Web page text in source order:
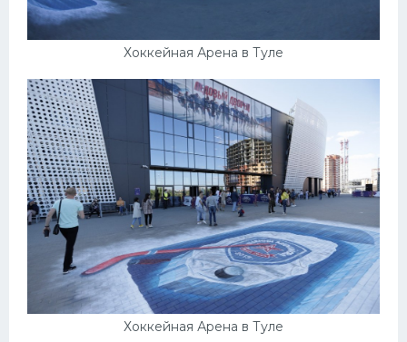
Хоккейная Арена в Туле
Хоккейная Арена в Туле